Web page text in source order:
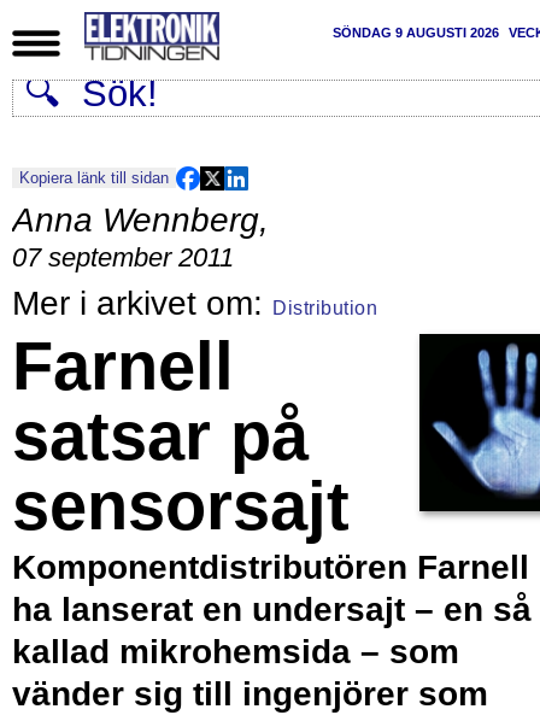
SÖNDAG 9 AUGUSTI 2026
Kopiera länk till sidan
Anna Wennberg,
07 september 2011
Distribution
Farnell
satsar på
sensorsajt
Komponentdistributören Farnell
ha lanserat en undersajt – en så
kallad mikrohemsida – som
vänder sig till ingenjörer som